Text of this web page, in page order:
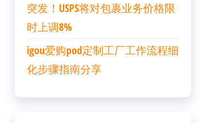
突发！USPS将对包裹业务价格限
时上调8%
igou爱购pod定制工厂工作流程细
化步骤指南分享